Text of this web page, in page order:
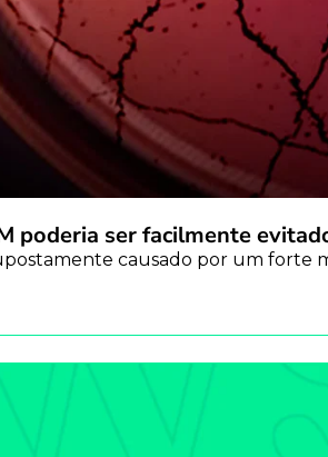
poderia ser facilmente
causado por um